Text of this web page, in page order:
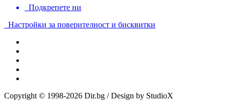
Подкрепете ни
Настройки за поверителност и бисквитки
Copyright © 1998-2026 Dir.bg / Design by StudioX